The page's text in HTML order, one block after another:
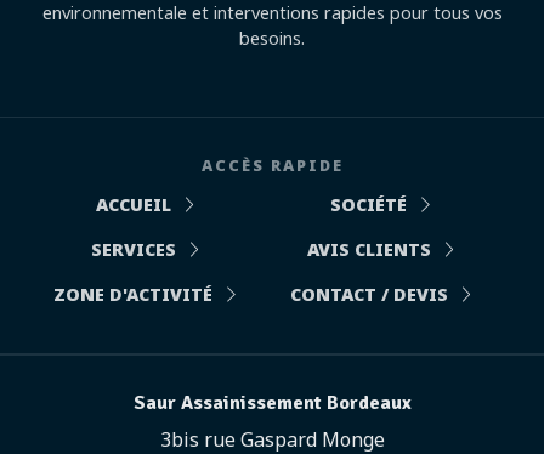
environnementale et interventions rapides pour tous vos
besoins.
ACCÈS RAPIDE
ACCUEIL
SOCIÉTÉ
SERVICES
AVIS CLIENTS
ZONE D'ACTIVITÉ
CONTACT / DEVIS
Saur Assainissement Bordeaux
3bis rue Gaspard Monge